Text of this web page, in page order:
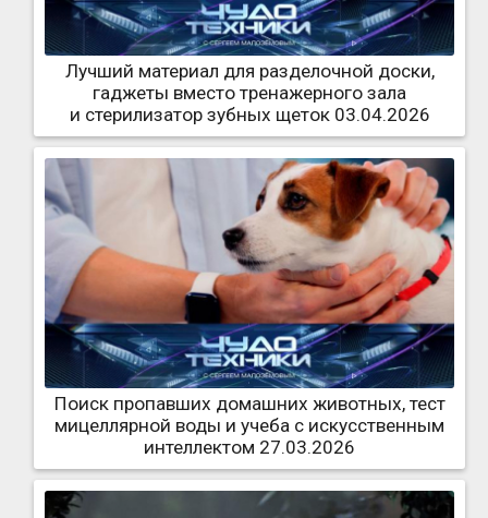
Лучший материал для разделочной доски,
гаджеты вместо тренажерного зала
и стерилизатор зубных щеток 03.04.2026
Поиск пропавших домашних животных, тест
мицеллярной воды и учеба с искусственным
интеллектом 27.03.2026